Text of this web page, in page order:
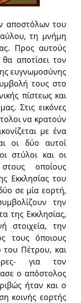
αποστόλων του
τη μνήμη
Προς αυτούς
αποτίσει τον
ευγνωμοσύνης
τους στο
πίστεως και
Στις εικόνες
να κρατούν
με ένα
οι δύο αυτοί
στύλοι και οι
οποίους
Εκκλησίας του
σε μία εορτή,
την
της Εκκλησίας,
στοιχεία, την
τους όποιους
του Πέτρου, και
για τον
ο απόστολος
ήταν και ο
κοινής εορτής